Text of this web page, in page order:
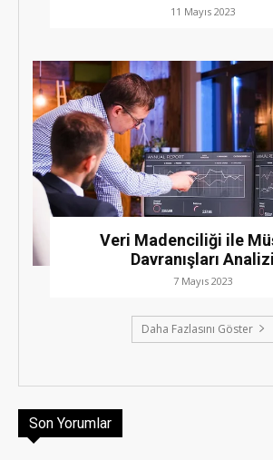
11 Mayıs 2023
Veri Madenciliği ile
Davranışları Analizi
7 Mayıs 2023
Daha Fazlasını Göster
Son Yorumlar